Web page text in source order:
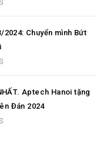
Chuyển mình Bứt
Aptech Hanoi tặng
Đán 2024